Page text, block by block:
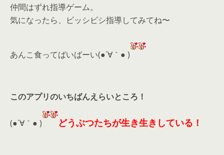
仲間はずれ指導ゲーム。
気になったら、ビッシビシ指導してみてね〜
あんこ食ってばいばーい(●´∀｀● )
このアプリのいちばんえらいところ！
(●´∀｀● ) どうぶつたちが生き生きしている！